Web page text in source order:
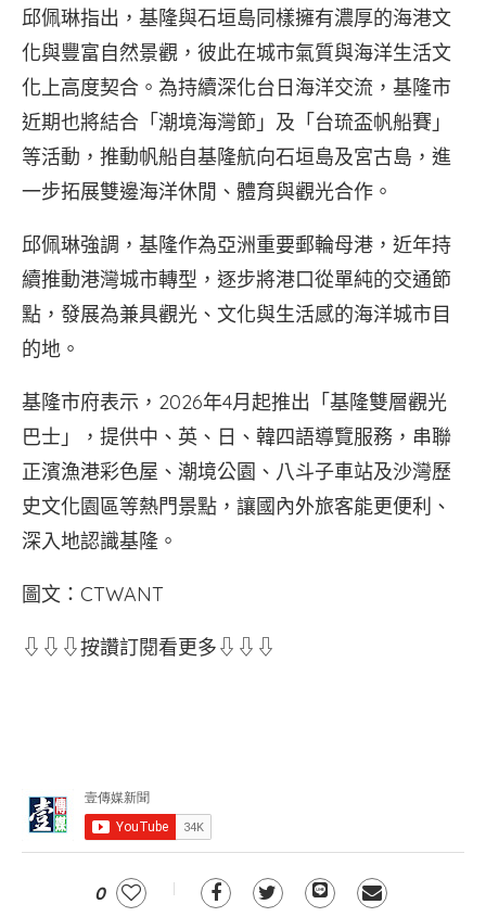
邱佩琳指出，基隆與石垣島同樣擁有濃厚的海港文
化與豐富自然景觀，彼此在城市氣質與海洋生活文
化上高度契合。為持續深化台日海洋交流，基隆市
近期也將結合「潮境海灣節」及「台琉盃帆船賽」
等活動，推動帆船自基隆航向石垣島及宮古島，進
一步拓展雙邊海洋休閒、體育與觀光合作。
邱佩琳強調，基隆作為亞洲重要郵輪母港，近年持
續推動港灣城市轉型，逐步將港口從單純的交通節
點，發展為兼具觀光、文化與生活感的海洋城市目
的地。
基隆市府表示，2026年4月起推出「基隆雙層觀光
巴士」，提供中、英、日、韓四語導覽服務，串聯
正濱漁港彩色屋、潮境公園、八斗子車站及沙灣歷
史文化園區等熱門景點，讓國內外旅客能更便利、
深入地認識基隆。
圖文：CTWANT
⇩⇩⇩按讚訂閱看更多⇩⇩⇩
0